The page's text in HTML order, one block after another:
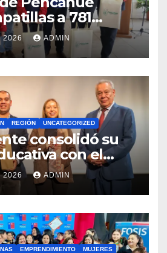
a 781
con recursos del
2026 ADMIN
REGIÓN UNCATEGORIZED
consolidó su
con el
del
Brotes 2026
2026 ADMIN
EMPRENDIMIENTO
MUJERES